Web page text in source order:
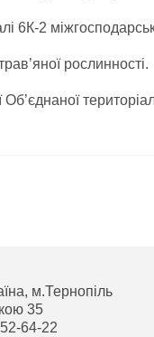
6К-2
рослинності.
м.Тернопіль
35
64-22